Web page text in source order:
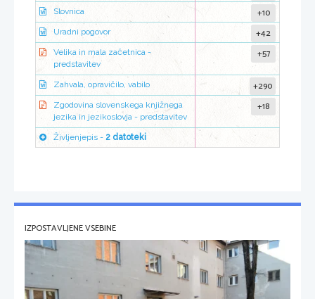
Slovnica +10
Uradni pogovor +42
Velika in mala začetnica -
predstavitev
+57
Zahvala, opravičilo, vabilo +290
Zgodovina slovenskega knjižnega
jezika in jezikoslovja - predstavitev
+18
Življenjepis - 2 datoteki
IZPOSTAVLJENE VSEBINE